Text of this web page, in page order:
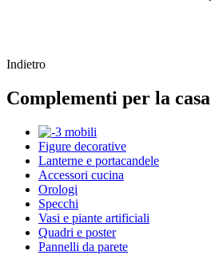
Indietro
Complementi per la casa
Figure decorative
Lanterne e portacandele
Accessori cucina
Orologi
Specchi
Vasi e piante artificiali
Quadri e poster
Pannelli da parete